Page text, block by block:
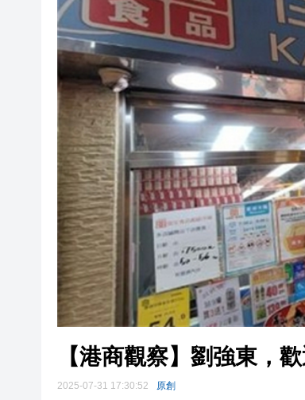
58歲男子失蹤半月 今
A股多家光伏龍頭回應
【港商觀察】劉強東，
2025-07-31 17:30:52 原創